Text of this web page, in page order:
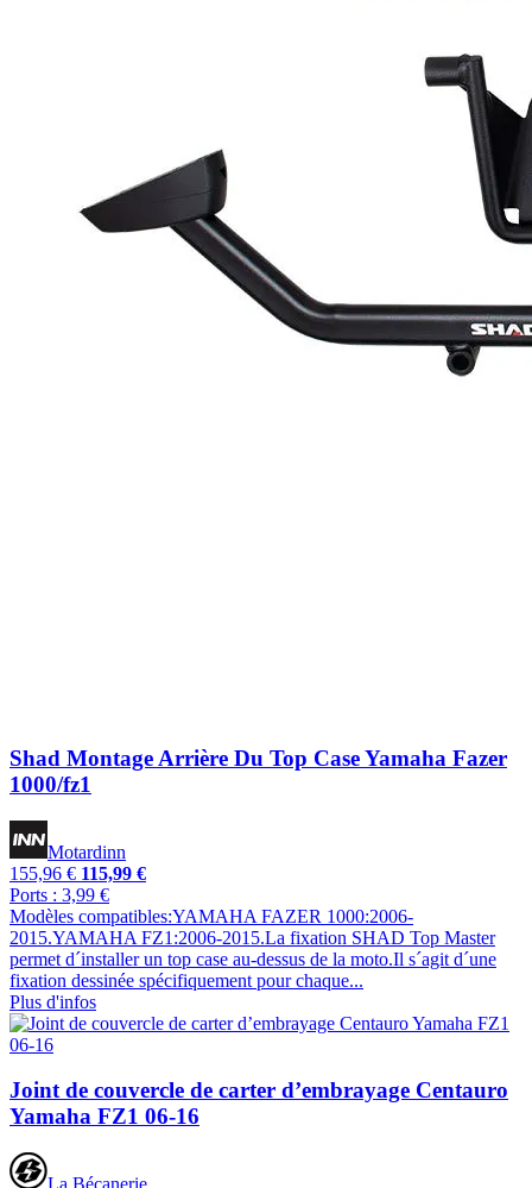
Shad Montage Arrière Du Top Case Yamaha Fazer
1000/fz1
Motardinn
155,96 € 115,99 €
Ports : 3,99 €
Modèles compatibles:YAMAHA FAZER 1000:2006-
2015.YAMAHA FZ1:2006-2015.La fixation SHAD Top Master
permet d´installer un top case au-dessus de la moto.Il s´agit d´une
fixation dessinée spécifiquement pour chaque...
Plus d'infos
Joint de couvercle de carter d’embrayage Centauro
Yamaha FZ1 06-16
La Bécanerie